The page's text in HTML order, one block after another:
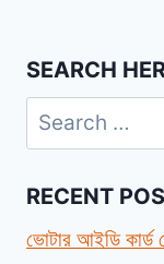
SEARCH
Search
for:
RECENT
ভোটার আইডি